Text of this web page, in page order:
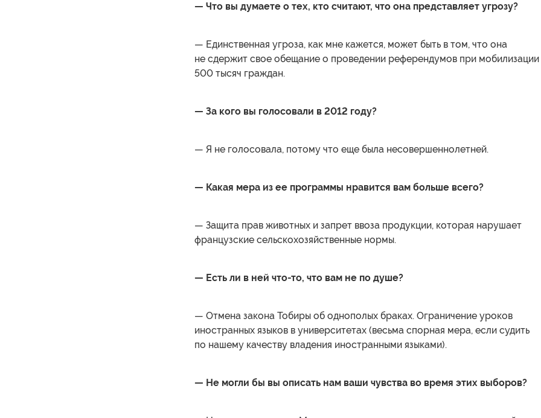
— Что вы думаете о тех, кто считают, что она представляет угрозу?
— Единственная угроза, как мне кажется, может быть в том, что она
не сдержит свое обещание о проведении референдумов при мобилизации
500 тысяч граждан.
— За кого вы голосовали в 2012 году?
— Я не голосовала, потому что еще была несовершеннолетней.
— Какая мера из ее программы нравится вам больше всего?
— Защита прав животных и запрет ввоза продукции, которая нарушает
французские сельскохозяйственные нормы.
— Есть ли в ней что-то, что вам не по душе?
— Отмена закона Тобиры об однополых браках. Ограничение уроков
иностранных языков в университетах (весьма спорная мера, если судить
по нашему качеству владения иностранными языками).
— Не могли бы вы описать нам ваши чувства во время этих выборов?